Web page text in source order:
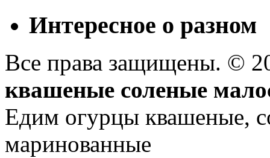
Интересное о разном
Все права защищены. ©
квашеные соленые
Едим огурцы квашеные,
маринованные